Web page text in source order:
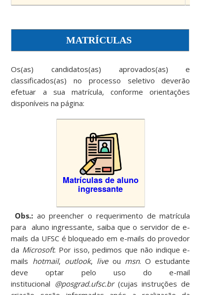
MATRÍCULAS
Os(as) candidatos(as) aprovados(as) e
classificados(as) no processo seletivo deverão
efetuar a sua matrícula, conforme orientações
disponíveis na página:
Matrículas de aluno
ingressante
Obs.: ao preencher o requerimento de matrícula
para aluno ingressante, saiba que o servidor de e-
mails da UFSC é bloqueado em e-mails do provedor
da Microsoft. Por isso, pedimos que não indique e-
mails hotmail, outlook, liveou msn. O estudante
deve optar pelo uso do e-mail
institucional @posgrad.ufsc.br(cujas instruções de